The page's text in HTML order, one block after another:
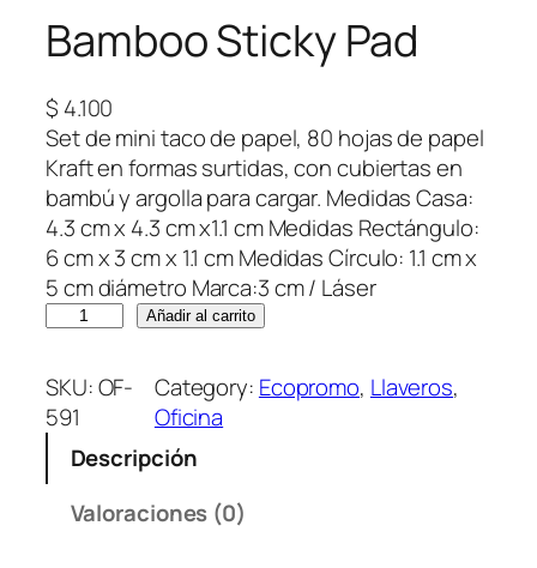
Bamboo Sticky Pad
$ 4.100
Set de mini taco de papel, 80 hojas de papel
Kraft en formas surtidas, con cubiertas en
bambú y argolla para cargar. Medidas Casa:
4.3 cm x 4.3 cm x1.1 cm Medidas Rectángulo:
6 cm x 3 cm x 1.1 cm Medidas Círculo: 1.1 cm x
5 cm diámetro Marca:3 cm / Láser
m
b
o
Añadir al carrito
SKU:OF-
591
Category: Ecopromo, Llaveros
Oficina
Descripción
Valoraciones (0)